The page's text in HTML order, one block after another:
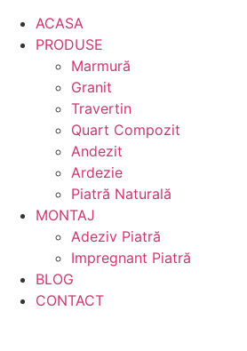
ACASA
PRODUSE
Marmură
Granit
Travertin
Quart Compozit
Andezit
Ardezie
Piatră Naturală
MONTAJ
Adeziv Piatră
Impregnant Piatră
BLOG
CONTACT